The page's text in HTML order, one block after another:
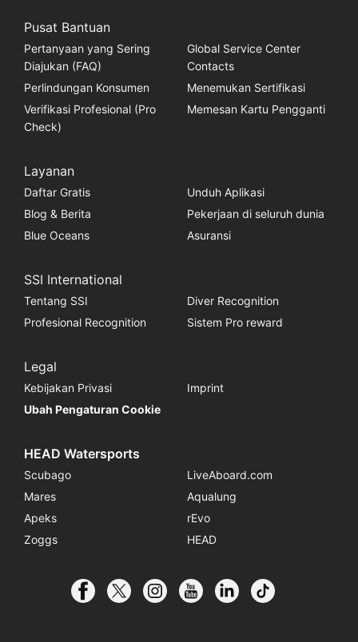
Pusat Bantuan
Pertanyaan yang Sering
Diajukan (FAQ)
Global Service Center
Contacts
Perlindungan Konsumen
Menemukan Sertifikasi
Verifikasi Profesional (Pro
Check)
Memesan Kartu Pengganti
Layanan
Daftar Gratis
Unduh Aplikasi
Blog & Berita
Pekerjaan di seluruh dunia
Blue Oceans
Asuransi
SSI International
Tentang SSI
Diver Recognition
Profesional Recognition
Sistem Pro reward
Legal
Kebijakan Privasi
Imprint
Ubah Pengaturan Cookie
HEAD Watersports
Scubago
LiveAboard.com
Mares
Aqualung
Apeks
rEvo
Zoggs
HEAD